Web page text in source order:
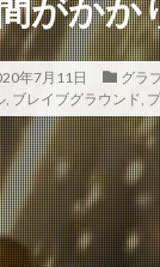
がかか
年7月11日
グラ
, ブレイブグラウンド,